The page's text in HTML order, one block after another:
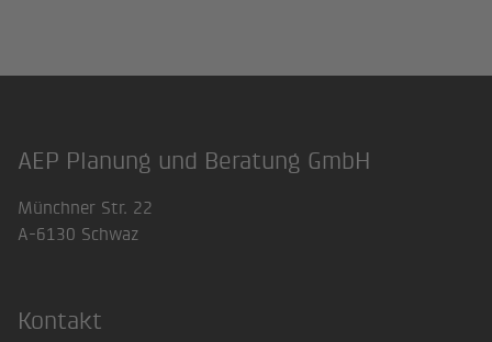
Footer
AEP Planung und Beratung GmbH
Münchner Str. 22
A-6130 Schwaz
Kontakt